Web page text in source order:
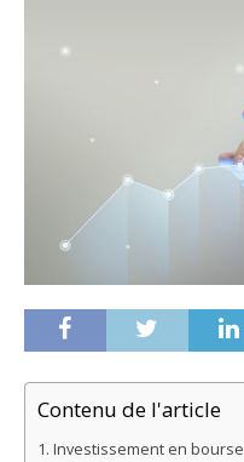
Contenu de l'article
Investissement en